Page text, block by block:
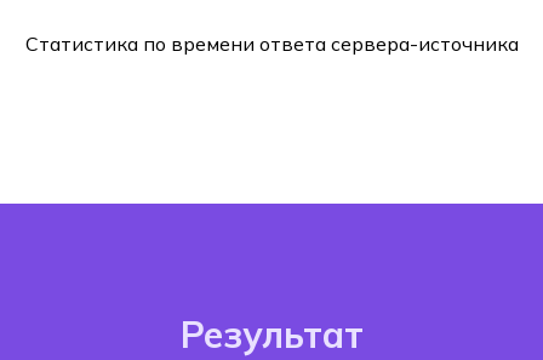
Статистика по времени ответа сервера-источника
Результат